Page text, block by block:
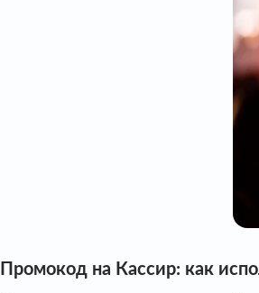
Промокод на Кассир: как